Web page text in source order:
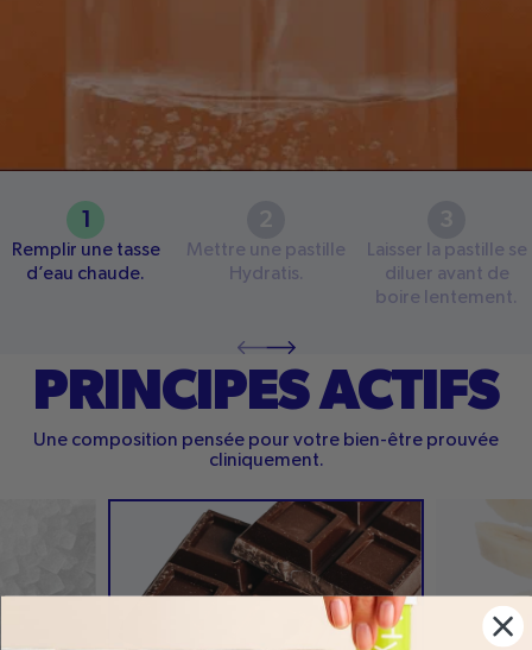
1
Remplir une tasse
d’eau chaude.
Mettre une pastille
Hydratis.
Laisser la pastille se
diluer avant de
boire lentement.
PRINCIPES ACTIFS
Une composition pensée pour votre bien-être prouvée
cliniquement.